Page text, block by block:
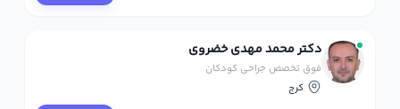
دکتر محمد مهدی خضروی
فوق تخصص جراحی کودکان
کرج